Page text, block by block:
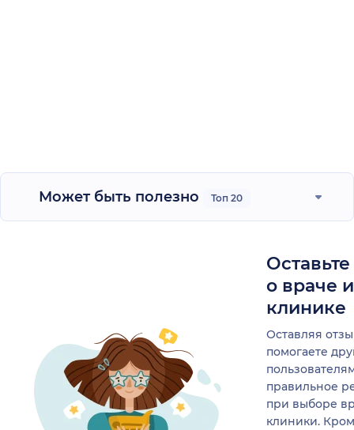
Может быть полезно Топ 20
о враче
клинике
Оставляя
помогаете
правильное
при выборе
клиники.